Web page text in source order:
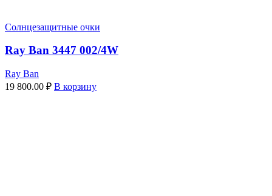
Солнцезащитные очки
Ray Ban 3447 002/4W
Ray Ban
19 800.00 ₽ В корзину